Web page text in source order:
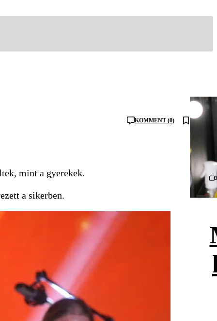
KOMMENT (0)
mint a gyerekek.
a sikerben.